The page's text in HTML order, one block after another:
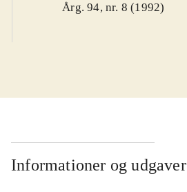
Årg. 94, nr. 8 (1992)
Informationer og udgaver